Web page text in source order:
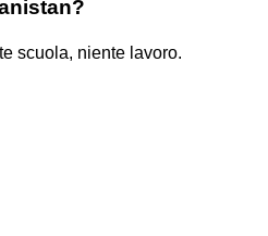
scuola, niente lavoro.